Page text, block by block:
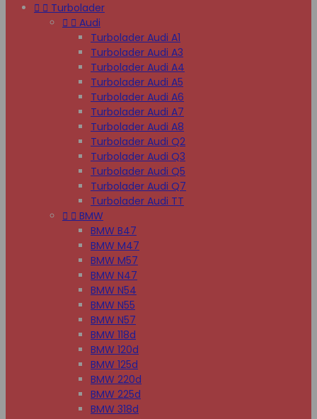
  Turbolader
  Audi
Turbolader Audi A1
Turbolader Audi A3
Turbolader Audi A4
Turbolader Audi A5
Turbolader Audi A6
Turbolader Audi A7
Turbolader Audi A8
Turbolader Audi Q2
Turbolader Audi Q3
Turbolader Audi Q5
Turbolader Audi Q7
Turbolader Audi TT
  BMW
BMW B47
BMW M47
BMW M57
BMW N47
BMW N54
BMW N55
BMW N57
BMW 118d
BMW 120d
BMW 125d
BMW 220d
BMW 225d
BMW 318d